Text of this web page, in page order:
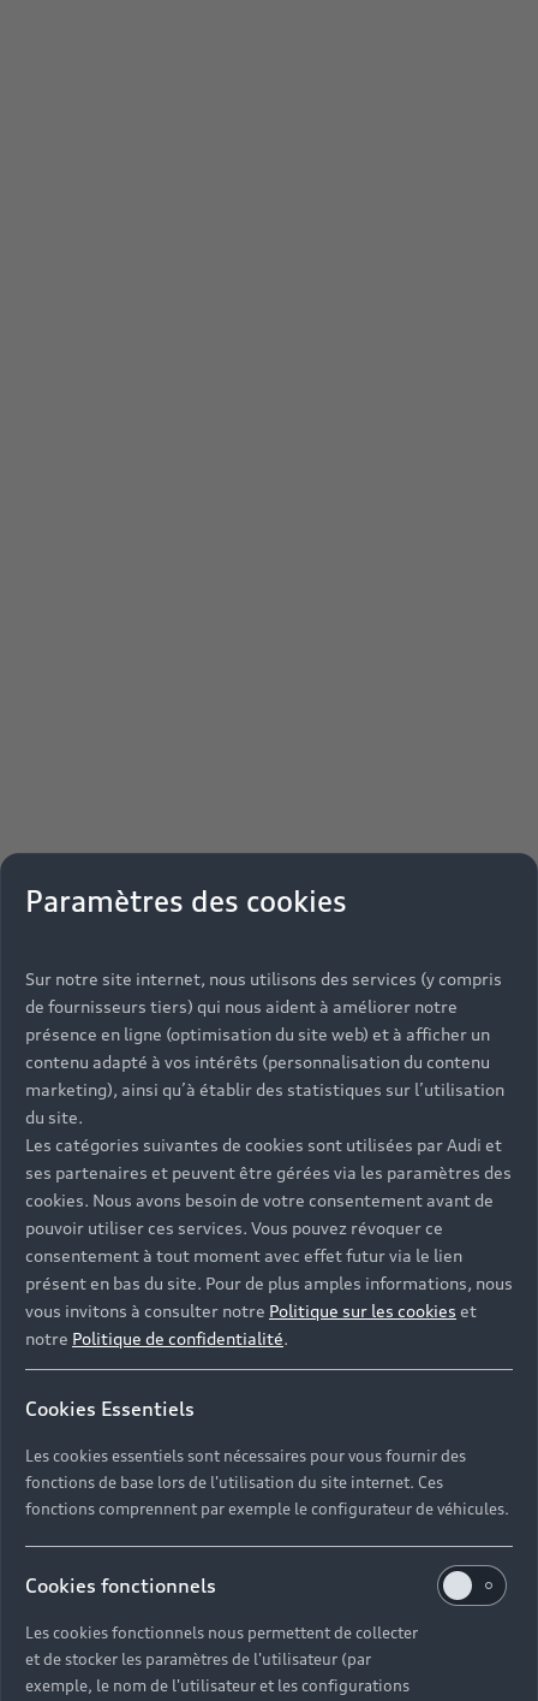
Paramètres des cookies
Sur notre site internet, nous utilisons des services (y compris
de fournisseurs tiers) qui nous aident à améliorer notre
présence en ligne (optimisation du site web) et à afficher un
contenu adapté à vos intérêts (personnalisation du contenu
marketing), ainsi qu’à établir des statistiques sur l’utilisation
du site.
Les catégories suivantes de cookies sont utilisées par Audi et
ses partenaires et peuvent être gérées via les paramètres des
cookies. Nous avons besoin de votre consentement avant de
pouvoir utiliser ces services. Vous pouvez révoquer ce
consentement à tout moment avec effet futur via le lien
présent en bas du site. Pour de plus amples informations, nous
vous invitons à consulter notre Politique sur les cookies et
notre Politique de confidentialité.
Cookies Essentiels
Les cookies essentiels sont nécessaires pour vous fournir des
fonctions de base lors de l'utilisation du site internet. Ces
fonctions comprennent par exemple le configurateur de véhicules.
Cookies fonctionnels
Les cookies fonctionnels nous permettent de collecter
et de stocker les paramètres de l'utilisateur (par
exemple, le nom de l'utilisateur et les configurations